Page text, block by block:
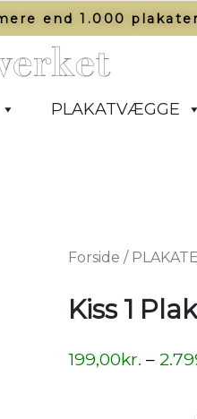
end 1.000
PLAKATVÆGGE
Forside /
Kiss 1
199,00kr. –